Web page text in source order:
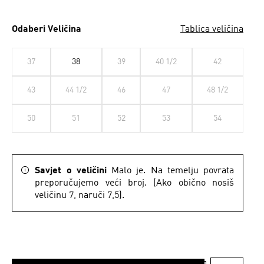
Odaberi Veličina Tablica veličina
37 38 39 40 1/2 42
43 44 1/2 46 47 48 1/2
50 51 52 53 54
Savjet o veličini
Malo je. Na temelju povrata
preporučujemo veći broj. (Ako obično nosiš
veličinu 7, naruči 7,5).